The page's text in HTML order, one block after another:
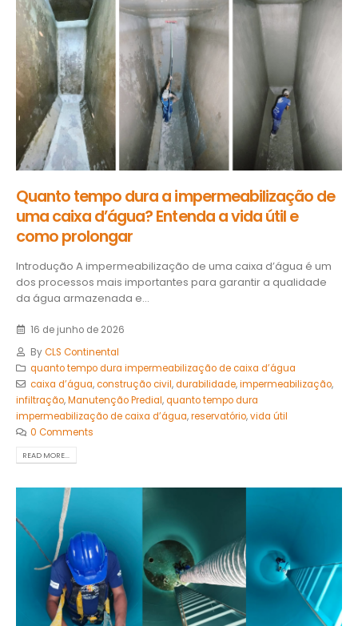
Quanto tempo dura a impermeabilização de
uma caixa d’água? Entenda a vida útil e
como prolongar
Introdução A impermeabilização de uma caixa d’água é um
dos processos mais importantes para garantir a qualidade
da água armazenada e...
16 de junho de 2026
ByCLS Continental
quanto tempo dura impermeabilização de caixa d’água
caixa d’água,construção civil,durabilidade,impermeabilização,
infiltração,Manutenção Predial,quanto tempo dura
impermeabilização de caixa d’água,reservatório,vida útil
0 Comments
READ MORE...